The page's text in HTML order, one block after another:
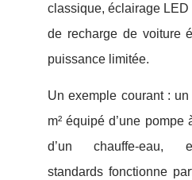
classique, éclairage LED
de recharge de voiture
puissance limitée.
Un exemple courant :
m² équipé d’une pompe
d’un chauffe-eau,
standards fonctionne